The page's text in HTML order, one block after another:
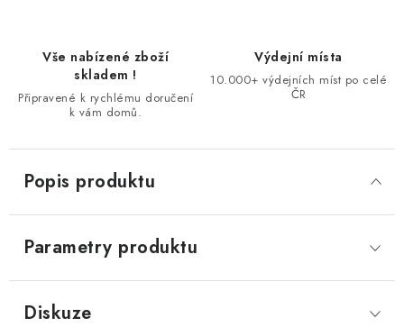
Vše nabízené zboží
skladem !
Připravené k rychlému doručení
k vám domů.
Výdejní místa
10.000+ výdejních míst po celé
ČR
Popis produktu
Parametry produktu
Diskuze